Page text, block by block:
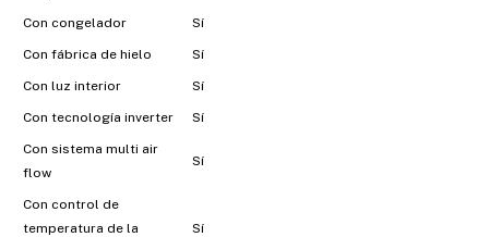
Con congelador Sí
Con fábrica de hielo Sí
Con luz interior Sí
Con tecnología inverter Sí
Con sistema multi air
flow
Sí
Con control de
temperatura de la
Sí